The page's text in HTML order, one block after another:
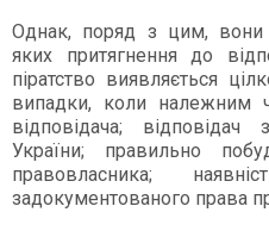
Однак, поряд з цим, вони
яких притягнення до
піратство виявляється
випадки, коли належним
відповідача; відповідач
України; правильно
правовласника;
задокументованого права